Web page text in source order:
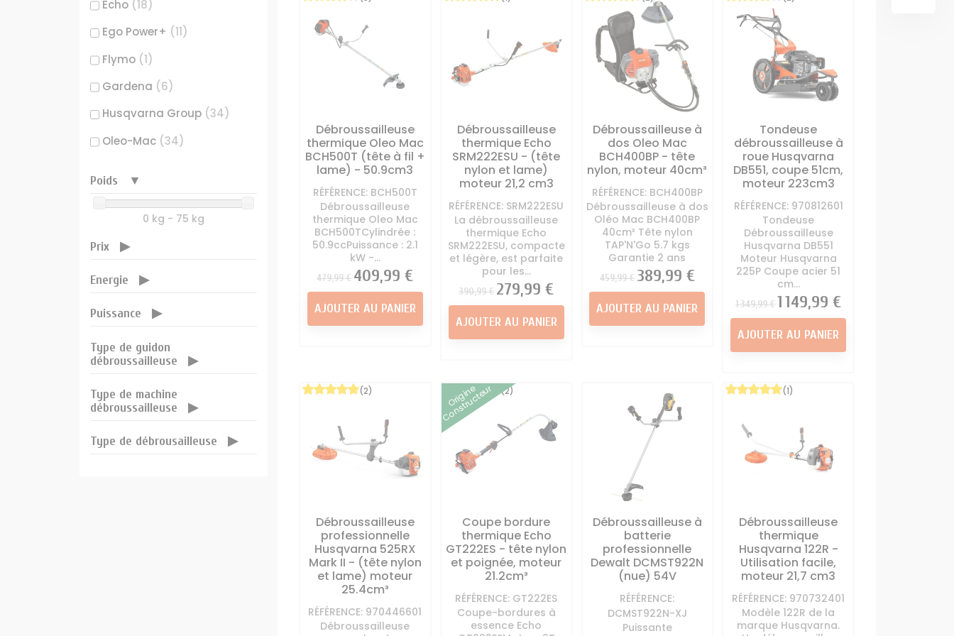
MULTIFONCTIONS
SCARIFICATEUR
Filtre à Huile et essence
Autoportée
Huile - Kit entretien
Pièces moteur tracteur
tondeuse
Pot échappement Tracteur
Réservoir d'essence
autoportée
Direction Tracteur
tondeuse
Divers tracteur tondeuse
Pneu - chambre à air
Siege Conducteur
Autoportée
tondeuse
Kit mulching autoportée
Lame Tracteur Tondeuse
Palier - Support lame
Autoportée
Pièces carter de coupe
tracteur tondeuse
Vis de lame Tracteur
tondeuse
Carte électronique
tracteur tondeuse
Contacteur à clé + sécurité
tracteur tondeuse
Démarreur - Lanceur
tracteur tondeuse
TRANSMISSION
Boite à vitesse tracteur
tondeuse
Courroie Lame Tracteur
Tondeuse
Courroie traction tracteur
tondeuse
Poulie Tracteur Tondeuse
Roulements Tracteur
Tondeuse
Echo (18)
Ego Power+ (11)
Flymo (1)
Gardena (6)
Husqvarna Group (34)
Oleo-Mac (34)
Poids
0 kg - 75 kg
Prix
Energie
Puissance
Type de guidon
débroussailleuse
Type de machine
débroussailleuse
Type de débrousailleuse
Débroussailleuse
thermique Oleo Mac
BCH500T (tête à fil +
lame) - 50.9cm3
RÉFÉRENCE: BCH500T
Débroussailleuse
thermique Oleo Mac
BCH500TCylindrée :
50.9ccPuissance : 2.1
kW -...
Prix
479,99 € Prix
409,99 €
AJOUTER AU PANIER
Débroussailleuse
thermique Echo
SRM222ESU - (tête
nylon et lame)
moteur 21,2 cm3
RÉFÉRENCE: SRM222ESU
La débroussailleuse
thermique Echo
SRM222ESU, compacte
et légère, est parfaite
pour les...
Prix
390,99 € Prix
279,99 €
AJOUTER AU PANIER
Débroussailleuse à
dos Oleo Mac
BCH400BP - tête
nylon, moteur 40cm³
RÉFÉRENCE: BCH400BP
Débroussailleuse à dos
Oléo Mac BCH400BP
40cm³ Tête nylon
TAP'N'Go 5.7 kgs
Garantie 2 ans
Prix
459,99 € Prix
389,99 €
AJOUTER AU PANIER
Tondeuse
débroussailleuse à
roue Husqvarna
DB551, coupe 51cm,
moteur 223cm3
RÉFÉRENCE: 970812601
Tondeuse
Débroussailleuse
Husqvarna DB551
Moteur Husqvarna
225P Coupe acier 51
cm...
Prix
1 349,99 €Prix
1 149,99 €
AJOUTER AU PANIER
Débroussailleuse
professionnelle
Husqvarna 525RX
Mark II - (tête nylon
et lame) moteur
25.4cm³
RÉFÉRENCE: 970446601
Débroussailleuse
(2) Origine
Constructeur
Coupe bordure
thermique Echo
GT222ES - tête nylon
et poignée, moteur
21.2cm³
RÉFÉRENCE: GT222ES
Coupe-bordures à
essence Echo
(2)
Débroussailleuse à
batterie
professionnelle
Dewalt DCMST922N
(nue) 54V
RÉFÉRENCE:
DCMST922N-XJ
Puissante
Débroussailleuse
thermique
Husqvarna 122R -
Utilisation facile,
moteur 21,7 cm3
RÉFÉRENCE: 970732401
Modèle 122R de la
marque Husqvarna.
(1)